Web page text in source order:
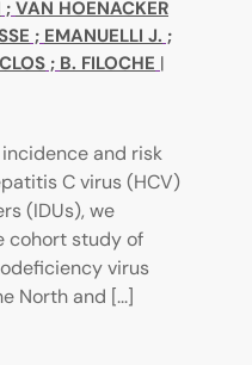
; VAN HOENACKER
; EMANUELLI J. ;
; B. FILOCHE |
and risk
C virus (HCV)
(IDUs), we
cohort study of
virus
North and [...]